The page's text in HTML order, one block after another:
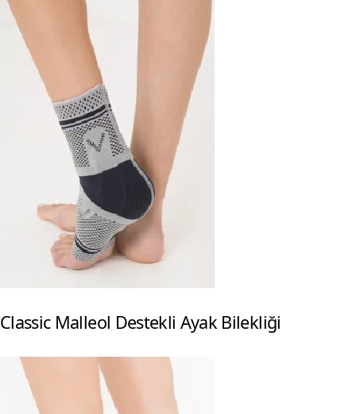
Classic Malleol Destekli Ayak Bilekliği